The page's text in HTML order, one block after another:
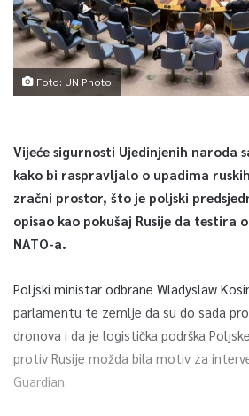
Foto: UN Photo
Vijeće sigurnosti Ujedinjenih naroda
kako bi raspravljalo o upadima
zračni prostor, što je poljski
opisao kao pokušaj Rusije da testira
NATO-a.
Poljski ministar odbrane Wladyslaw
parlamentu te zemlje da su do sada
dronova i da je logistička podrška
protiv Rusije možda bila motiv za
Guardian.